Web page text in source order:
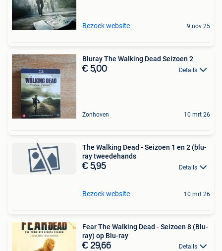
Bezoek website 9 nov 25
Bluray The Walking Dead Seizoen 2
€ 5,00 Details
Zonhoven 10 mrt 26
The Walking Dead - Seizoen 1 en 2 (blu-
ray tweedehands
€ 5,95 Details
Bezoek website 10 mrt 26
Fear The Walking Dead - Seizoen 8 (Blu-
ray) op Blu-ray
€ 29,66 Details